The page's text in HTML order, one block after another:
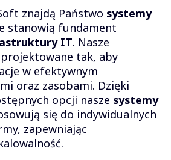
znajdą Państwo systemy
stanowią fundament
IT. Nasze
tak, aby
w efektywnym
oraz zasobami. Dzięki
opcji nasze systemy
się do indywidualnych
zapewniając